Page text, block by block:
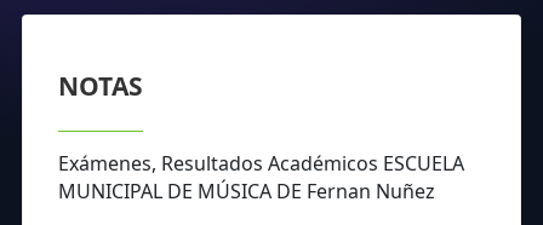
NOTAS
Exámenes, Resultados Académicos ESCUELA
MUNICIPAL DE MÚSICA DE Fernan Nuñez